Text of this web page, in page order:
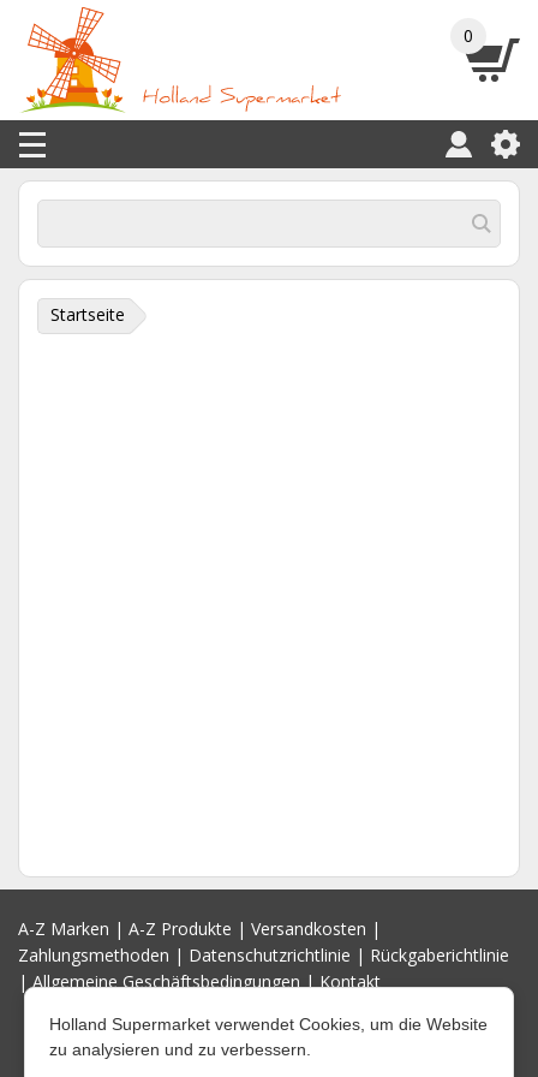
0
Startseite
A-Z Marken | A-Z Produkte | Versandkosten |
Zahlungsmethoden | Datenschutzrichtlinie | Rückgaberichtlinie
|Allgemeine Geschäftsbedingungen|Kontakt
Holland Supermarket verwendet Cookies, um die Website
zu analysieren und zu verbessern.